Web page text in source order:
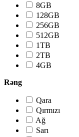
8GB
128GB
256GB
512GB
1TB
2TB
4GB
Rəng
Qara
Qırmızı
Ağ
Sarı